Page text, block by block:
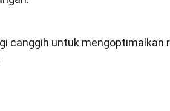
canggih untuk mengoptimalkan